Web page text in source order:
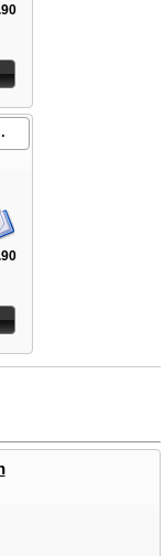
Krimi 12)